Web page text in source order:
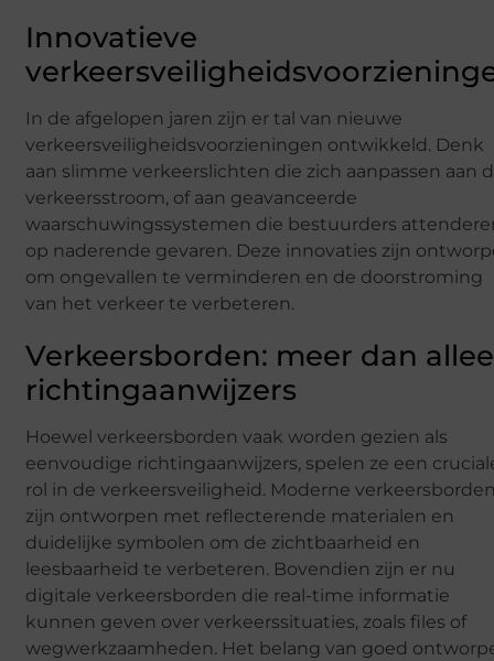
Innovatieve
In de afgelopen jaren zijn er tal van nieuwe
verkeersveiligheidsvoorzieningen ontwikkeld. Denk
aan slimme verkeerslichten die zich aanpassen aan
verkeersstroom, of aan geavanceerde
waarschuwingssystemen die bestuurders
op naderende gevaren. Deze innovaties zijn
om ongevallen te verminderen en de doorstroming
van het verkeer te verbeteren.
Verkeersborden: meer dan
richtingaanwijzers
Hoewel verkeersborden vaak worden gezien als
eenvoudige richtingaanwijzers, spelen ze een
rol in de verkeersveiligheid. Moderne
zijn ontworpen met reflecterende materialen en
duidelijke symbolen om de zichtbaarheid en
leesbaarheid te verbeteren. Bovendien zijn er nu
digitale verkeersborden die real-time informatie
kunnen geven over verkeerssituaties, zoals files of
wegwerkzaamheden. Het belang van goed